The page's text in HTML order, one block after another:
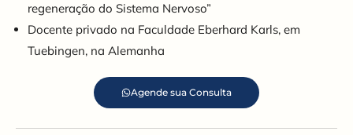
regeneração do Sistema Nervoso”
Docente privado na Faculdade Eberhard Karls, em
Tuebingen, na Alemanha
Agende sua Consulta